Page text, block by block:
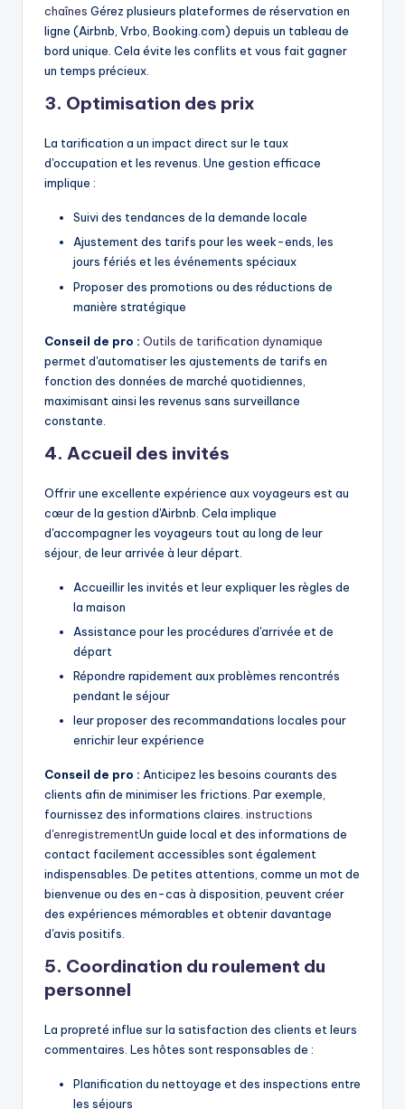
chaînes Gérez plusieurs plateformes de réservation en
ligne (Airbnb, Vrbo, Booking.com) depuis un tableau de
bord unique. Cela évite les conflits et vous fait gagner
un temps précieux.
3. Optimisation des prix
La tarification a un impact direct sur le taux
d'occupation et les revenus. Une gestion efficace
implique :
Suivi des tendances de la demande locale
Ajustement des tarifs pour les week-ends, les
jours fériés et les événements spéciaux
Proposer des promotions ou des réductions de
manière stratégique
Conseil de pro : Outils de tarification dynamique
permet d'automatiser les ajustements de tarifs en
fonction des données de marché quotidiennes,
maximisant ainsi les revenus sans surveillance
constante.
4. Accueil des invités
Offrir une excellente expérience aux voyageurs est au
cœur de la gestion d'Airbnb. Cela implique
d'accompagner les voyageurs tout au long de leur
séjour, de leur arrivée à leur départ.
Accueillir les invités et leur expliquer les règles de
la maison
Assistance pour les procédures d'arrivée et de
départ
Répondre rapidement aux problèmes rencontrés
pendant le séjour
leur proposer des recommandations locales pour
enrichir leur expérience
Conseil de pro : Anticipez les besoins courants des
clients afin de minimiser les frictions. Par exemple,
fournissez des informations claires. instructions
d'enregistrementUn guide local et des informations de
contact facilement accessibles sont également
indispensables. De petites attentions, comme un mot de
bienvenue ou des en-cas à disposition, peuvent créer
des expériences mémorables et obtenir davantage
d'avis positifs.
5. Coordination du roulement du
personnel
La propreté influe sur la satisfaction des clients et leurs
commentaires. Les hôtes sont responsables de :
Planification du nettoyage et des inspections entre
les séjours